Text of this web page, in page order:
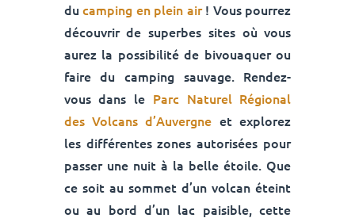
ducamping en plein air! Vous pourrez
découvrir de superbes sites où vous
aurez la possibilité de bivouaquer ou
faire du camping sauvage. Rendez-
vous dans le Parc Naturel Régional
des Volcans d’Auvergne et explorez
les différentes zones autorisées pour
passer une nuit à la belle étoile. Que
ce soit au sommet d’un volcan éteint
ou au bord d’un lac paisible, cette